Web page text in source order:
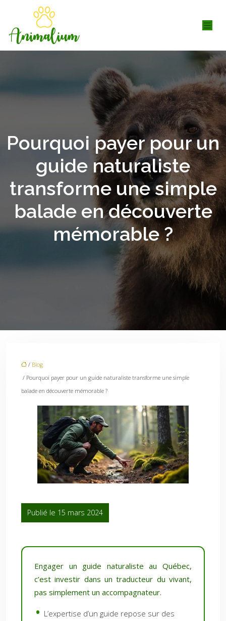
Pourquoi payer pour un
guide naturaliste
transforme une simple
balade en découverte
mémorable ?
/ Blog
/ Pourquoi payer pour un guide naturaliste transforme une simple
balade en découverte mémorable ?
Publié le 15 mars 2024
Engager un guide naturaliste au Québec,
c’est investir dans un traducteur du vivant,
pas simplement un accompagnateur.
L’expertise d’un guide repose sur des